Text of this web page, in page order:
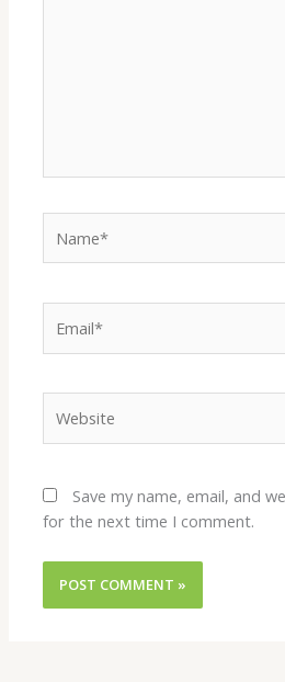
Save my name, email, and
for the next time I comment.